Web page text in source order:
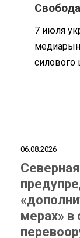
7 июля
силового
06.08.2026
мерах» в